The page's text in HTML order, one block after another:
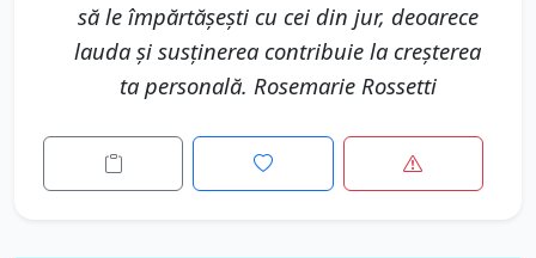
să le împărtășești cu cei din jur, deoarece
lauda și susținerea contribuie la creșterea
ta personală. Rosemarie Rossetti